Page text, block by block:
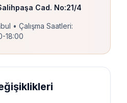
Cad. No:21/4
• Çalışma Saatleri:
18:00